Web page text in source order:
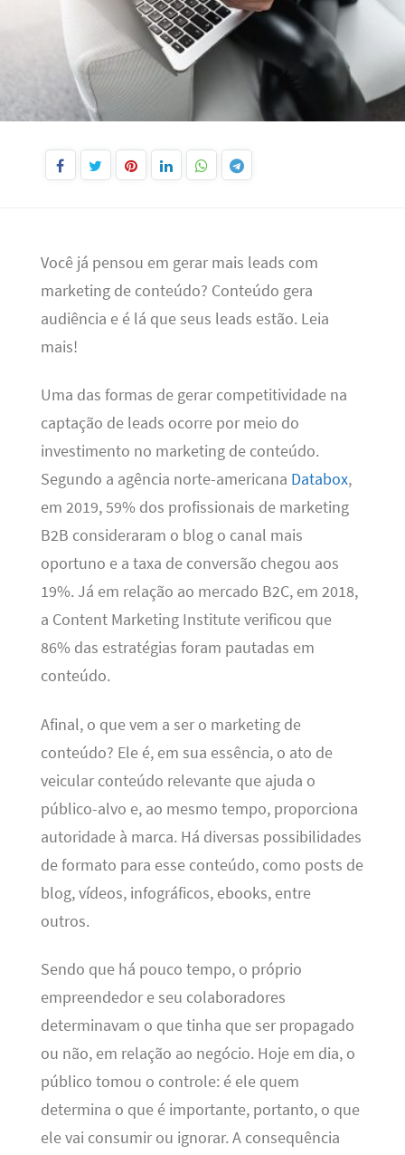
Você já pensou em gerar mais leads com
marketing de conteúdo? Conteúdo gera
audiência e é lá que seus leads estão. Leia
mais!
Uma das formas de gerar competitividade na
captação de leads ocorre por meio do
investimento no marketing de conteúdo.
Segundo a agência norte-americana Databox,
em 2019, 59% dos profissionais de marketing
B2B consideraram o blog o canal mais
oportuno e a taxa de conversão chegou aos
19%. Já em relação ao mercado B2C, em 2018,
a Content Marketing Institute verificou que
86% das estratégias foram pautadas em
conteúdo.
Afinal, o que vem a ser o marketing de
conteúdo? Ele é, em sua essência, o ato de
veicular conteúdo relevante que ajuda o
público-alvo e, ao mesmo tempo, proporciona
autoridade à marca. Há diversas possibilidades
de formato para esse conteúdo, como posts de
blog, vídeos, infográficos, ebooks, entre
outros.
Sendo que há pouco tempo, o próprio
empreendedor e seu colaboradores
determinavam o que tinha que ser propagado
ou não, em relação ao negócio. Hoje em dia, o
público tomou o controle: é ele quem
determina o que é importante, portanto, o que
ele vai consumir ou ignorar. A consequência